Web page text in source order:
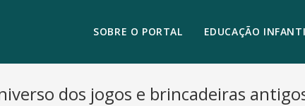
SOBRE O PORTAL EDUCAÇÃO
dos jogos e brincadeiras